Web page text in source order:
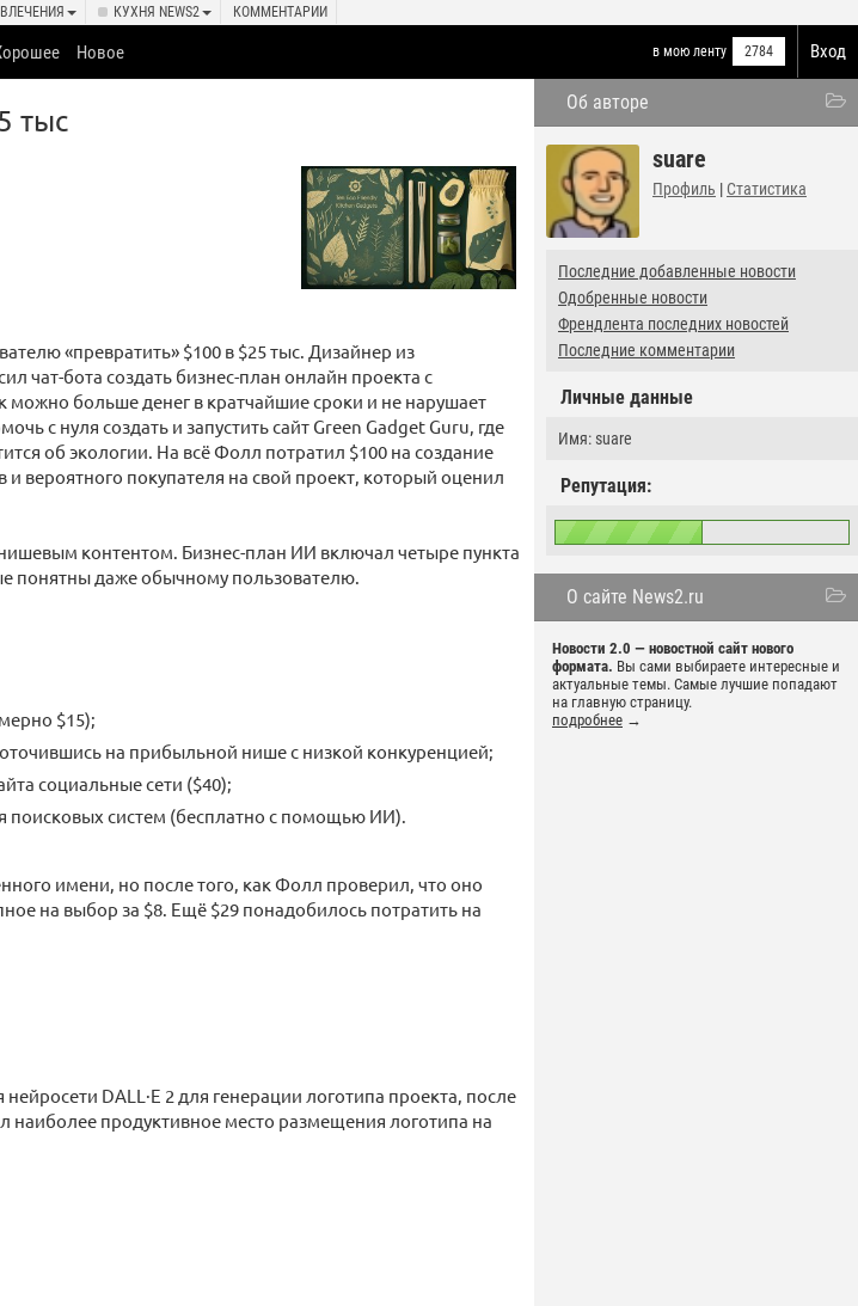
КУХНЯ NEWS2 КОММЕНТАРИИ
Вход
в мою ленту 2784
Новое
Об авторе
suare
Профиль | Статистика
Последние добавленные новости
Одобренные новости
Френдлента последних новостей
Последние комментарии
Личные данные
Имя: suare
Репутация:
О сайте News2.ru
Новости 2.0 — новостной сайт нового
формата. Вы сами выбираете интересные и
актуальные темы. Самые лучшие попадают
на главную страницу.
подробнее →
тыс
«превратить» $100 в $25 тыс. Дизайнер из
чат-бота создать бизнес-план онлайн проекта с
можно больше денег в кратчайшие сроки и не нарушает
с нуля создать и запустить сайт Green Gadget Guru, где
об экологии. На всё Фолл потратил $100 на создание
вероятного покупателя на свой проект, который оценил
контентом. Бизнес-план ИИ включал четыре пункта
понятны даже обычному пользователю.
$15);
на прибыльной нише с низкой конкуренцией;
социальные сети ($40);
поисковых систем (бесплатно с помощью ИИ).
имени, но после того, как Фолл проверил, что оно
на выбор за $8. Ещё $29 понадобилось потратить на
DALL·E 2 для генерации логотипа проекта, после
наиболее продуктивное место размещения логотипа на